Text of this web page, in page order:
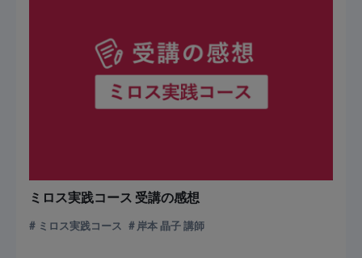
ミロス実践コース 受講の感想
ミロス実践コース 岸本 晶子 講師